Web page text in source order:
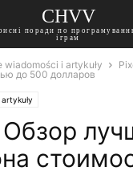
CHVV
поради по
іграм
wiadomości i artykuły
до 500 долларов
Обзор